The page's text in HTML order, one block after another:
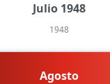
Julio 1948
1948
Agosto